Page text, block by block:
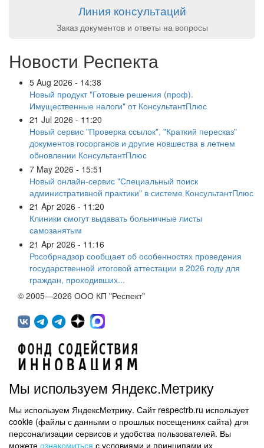
Линия консультаций
Заказ документов и ответы на вопросы
Новости Респекта
5 Aug 2026 - 14:38
Новый продукт "Готовые решения (проф).
Имущественные налоги" от КонсультантПлюс
21 Jul 2026 - 11:20
Новый сервис "Проверка ссылок", "Краткий пересказ"
документов госорганов и другие новшества в летнем
обновлении КонсультантПлюс
7 May 2026 - 15:51
Новый онлайн-сервис "Специальный поиск
административной практики" в системе КонсультантПлюс
21 Apr 2026 - 11:20
Клиники смогут выдавать больничные листы
самозанятым
21 Apr 2026 - 11:16
Рособрнадзор сообщает об особенностях проведения
государственной итоговой аттестации в 2026 году для
граждан, проходивших...
© 2005—2026 ООО КП "Респект"
450071, г.Уфа, ул. 50 лет СССР, д.48 корп.1, офис 307
(347) 291 20 70
Контактная информация
Мы используем Яндекс.Метрику
Мы используем ЯндексМетрику. Сайт respectrb.ru использует
cookie (файлы с данными о прошлых посещениях сайта) для
персонализации сервисов и удобства пользователей. Вы
можете ознакомиться с условиями и принципами их